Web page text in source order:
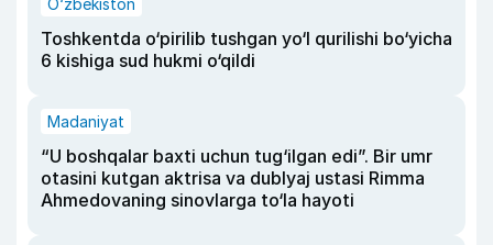
O‘zbekiston
Toshkentda o‘pirilib tushgan yo‘l qurilishi bo‘yicha
6 kishiga sud hukmi o‘qildi
Madaniyat
“U boshqalar baxti uchun tug‘ilgan edi”. Bir umr
otasini kutgan aktrisa va dublyaj ustasi Rimma
Ahmedovaning sinovlarga to‘la hayoti